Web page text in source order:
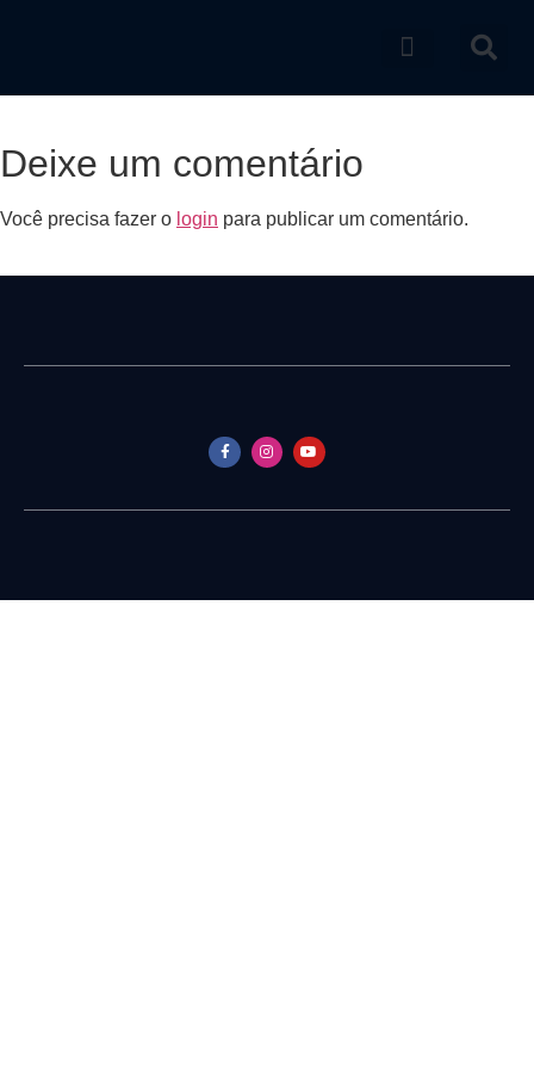
Deixe um comentário
Você precisa fazer o login para publicar um comentário.